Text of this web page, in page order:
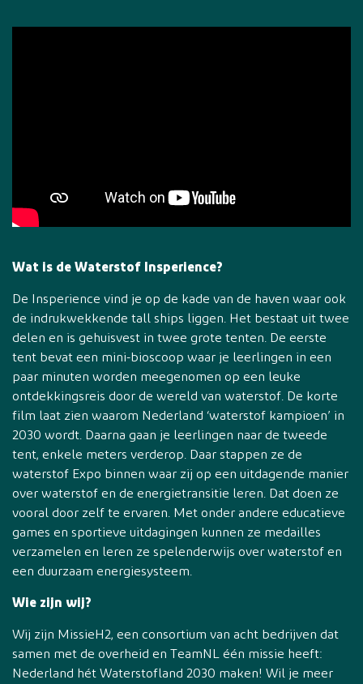
Wat is de Waterstof Insperience?
De Insperience vind je op de kade van de haven waar ook
de indrukwekkende tall ships liggen. Het bestaat uit twee
delen en is gehuisvest in twee grote tenten. De eerste
tent bevat een mini-bioscoop waar je leerlingen in een
paar minuten worden meegenomen op een leuke
ontdekkingsreis door de wereld van waterstof. De korte
film laat zien waarom Nederland ‘waterstof kampioen’ in
2030 wordt. Daarna gaan je leerlingen naar de tweede
tent, enkele meters verderop. Daar stappen ze de
waterstof Expo binnen waar zij op een uitdagende manier
over waterstof en de energietransitie leren. Dat doen ze
vooral door zelf te ervaren. Met onder andere educatieve
games en sportieve uitdagingen kunnen ze medailles
verzamelen en leren ze spelenderwijs over waterstof en
een duurzaam energiesysteem.
Wie zijn wij?
Wij zijn MissieH2, een consortium van acht bedrijven dat
samen met de overheid en TeamNL één missie heeft:
Nederland hét Waterstofland 2030 maken! Wil je meer